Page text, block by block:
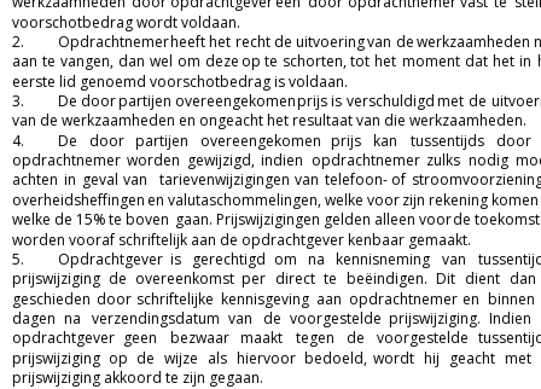
voorschotbedrag wordt voldaan.
2.
Opdrachtnemerheeft het recht de uitvoeringvan dewerkzaamheden
aan te vangen, dan wel om deze op te schorten, tot het moment dat het in
eerste lid genoemd voorschotbedrag is voldaan.
3.
De doorpartijen overeengekomenprijs is verschuldigdmet de
van de werkzaamheden en ongeacht het resultaat van die werkzaamheden.
4.
De door partijen overeengekomen prijs kan tussentijds
door
opdrachtnemer worden gewijzigd, indien opdrachtnemer zulks nodig
achten in geval van tarievenwijzigingen van telefoon- of
overheidsheffingen en valutaschommelingen,welke voorzijn rekeningkomen
welke de 15%te boven gaan. Prijswijzigingen gelden alleen voorde toekomst
worden vooraf schriftelijk aan de opdrachtgever kenbaar gemaakt.
5.
Opdrachtgever is gerechtigd om na kennisneming van
prijswijziging de overeenkomst per direct te beëindigen. Dit dient dan
geschieden door schriftelijke kennisgeving aan opdrachtnemer en binnen
dagen na verzendingsdatum van de voorgestelde prijswijziging. Indien
opdrachtgever geen bezwaar maakt tegen de voorgestelde
prijswijziging op de wijze als hiervoor bedoeld, wordt hij geacht met
prijswijziging akkoord te zijn gegaan.